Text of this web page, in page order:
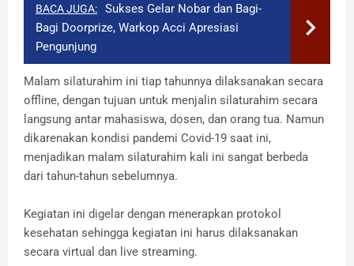
BACA JUGA:
Sukses Gelar Nobar dan Bagi-
Bagi Doorprize, Warkop Acci Apresiasi
Pengunjung
Malam silaturahim ini tiap tahunnya dilaksanakan secara
offline, dengan tujuan untuk menjalin silaturahim secara
langsung antar mahasiswa, dosen, dan orang tua. Namun
dikarenakan kondisi pandemi Covid-19 saat ini,
menjadikan malam silaturahim kali ini sangat berbeda
dari tahun-tahun sebelumnya.
Kegiatan ini digelar dengan menerapkan protokol
kesehatan sehingga kegiatan ini harus dilaksanakan
secara virtual dan live streaming.